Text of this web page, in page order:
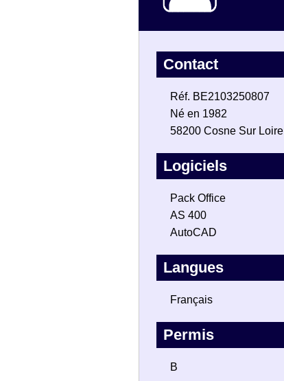
Contact
Réf. BE2103250807
Né en 1982
58200 Cosne Sur Loire
Logiciels
Pack Office
AS 400
AutoCAD
Langues
Français
Permis
B